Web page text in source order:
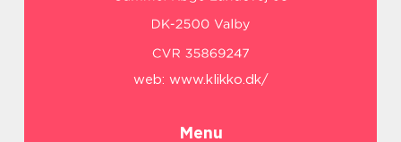
web: www.klikko.dk/
Menu